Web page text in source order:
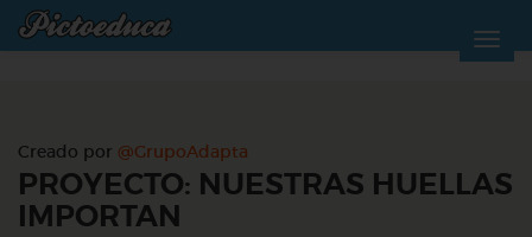
Creado por @GrupoAdapta
PROYECTO: NUESTRAS HUELLAS
IMPORTAN